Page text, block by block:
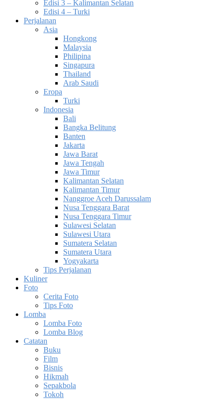
Edisi 3 – Kalimantan Selatan
Edisi 4 – Turki
Perjalanan
Asia
Hongkong
Malaysia
Philipina
Singapura
Thailand
Arab Saudi
Eropa
Turki
Indonesia
Bali
Bangka Belitung
Banten
Jakarta
Jawa Barat
Jawa Tengah
Jawa Timur
Kalimantan Selatan
Kalimantan Timur
Nanggroe Aceh Darussalam
Nusa Tenggara Barat
Nusa Tenggara Timur
Sulawesi Selatan
Sulawesi Utara
Sumatera Selatan
Sumatera Utara
Yogyakarta
Tips Perjalanan
Kuliner
Foto
Cerita Foto
Tips Foto
Lomba
Lomba Foto
Lomba Blog
Catatan
Buku
Film
Bisnis
Hikmah
Sepakbola
Tokoh